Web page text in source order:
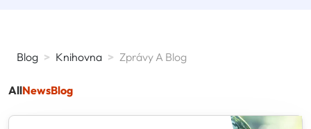
Blog > Knihovna > Zprávy A Blog
AllNewsBlog